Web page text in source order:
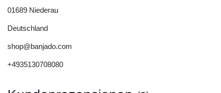
01689 Niederau
Deutschland
shop@banjado.com
+4935130708080